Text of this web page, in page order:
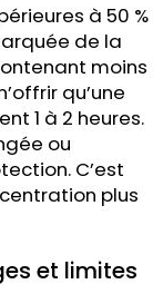
à 50 %
de la
moins
qu’une
1 à 2 heures.
ou
C’est
plus
et limites